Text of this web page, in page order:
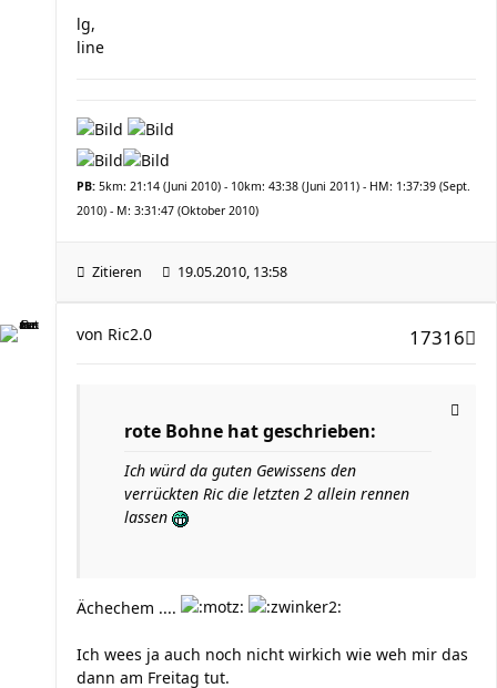
lg,
line
PB: 5km: 21:14 (Juni 2010) - 10km: 43:38 (Juni 2011) - HM: 1:37:39 (Sept.
2010) - M: 3:31:47 (Oktober 2010)
Zitieren 19.05.2010, 13:58
17316
von Ric2.0
rote Bohne hat geschrieben:
Ich würd da guten Gewissens den
verrückten Ric die letzten 2 allein rennen
lassen
Ächechem ....
Ich wees ja auch noch nicht wirkich wie weh mir das
dann am Freitag tut.